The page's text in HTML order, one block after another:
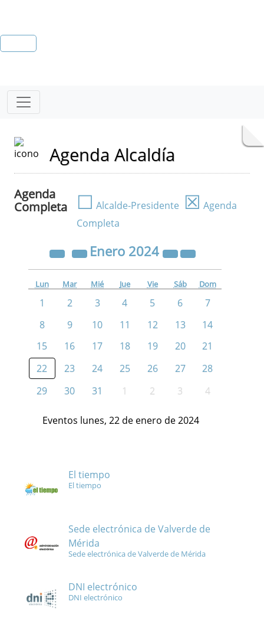
Agenda Alcaldía
Agenda
Completa
☐ Alcalde-Presidente ☒ Agenda
Completa
Enero 2024
Lun Mar Mié Jue Vie Sáb Dom
1 2 3 4 5 6
7
8
9 10 11 12 13
14
15
16 17 18 19 20
21
22
23 24 25 26 27
28
29
30 31 1 2 3 4
Eventos lunes, 22 de enero de 2024
El tiempo
El tiempo
Sede electrónica de Valverde de
Mérida
Sede electrónica de Valverde de Mérida
DNI electrónico
DNI electrónico